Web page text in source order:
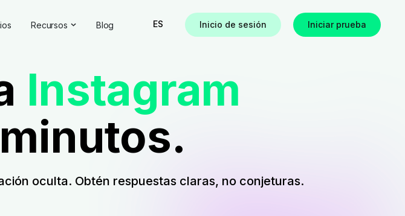
Recursos
Casos prácticos
Centro de ayuda
Comprobador de marcas
Seminarios en línea
Blog ES Inicio de sesión Iniciar prueba
Instagram
oculta. Obtén respuestas claras, no conjeturas.